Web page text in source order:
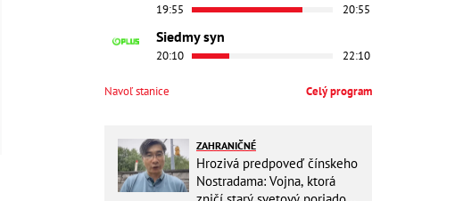
19:55 20:55
Siedmy syn
20:10 22:10
Navoľ stanice Celý program
ZAHRANIČNÉ
Hrozivá predpoveď čínskeho
Nostradama: Vojna, ktorá